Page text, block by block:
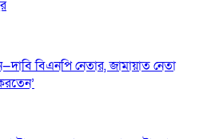
বিএনপি নেতার, জামায়াত নেতা